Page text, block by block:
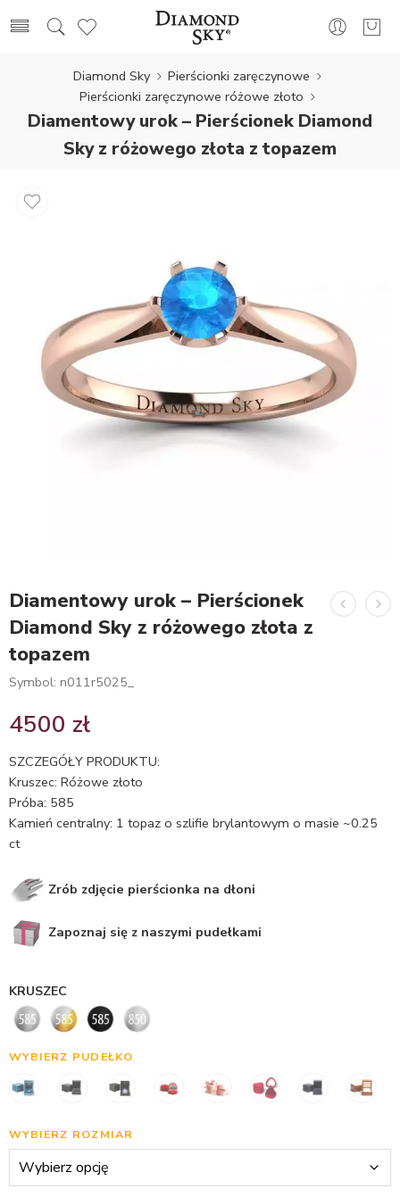
Diamond Sky
Pierścionki zaręczynowe
Pierścionki zaręczynowe różowe złoto
Diamentowy urok – Pierścionek Diamond
Sky z różowego złota z topazem
Diamentowy urok – Pierścionek
Diamond Sky z różowego złota z
topazem
Symbol: n011r5025_
4500 zł
SZCZEGÓŁY PRODUKTU:
Kruszec: Różowe złoto
Próba: 585
Kamień centralny: 1 topaz o szlifie brylantowym o masie ~0.25
ct
Zrób zdjęcie pierścionka na dłoni
Zapoznaj się z naszymi pudełkami
KRUSZEC
WYBIERZ PUDEŁKO
WYBIERZ ROZMIAR